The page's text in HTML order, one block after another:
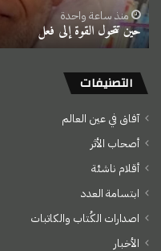
منذ ساعة واحدة
حين تتحول القوة إلى فعل
التصنيفات
آفاق في عين العالم
أصحاب الأثر
أقلام ناشئة
ابتسامة العدد
اصدارات الكُتاب والكاتبات
الأخبار